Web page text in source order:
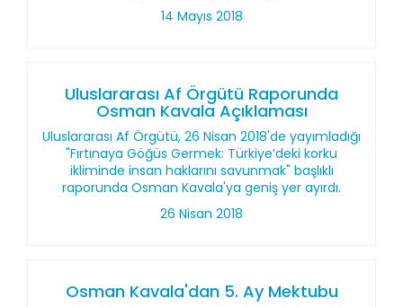
14 Mayıs 2018
Uluslararası Af Örgütü Raporunda
Osman Kavala Açıklaması
Uluslararası Af Örgütü, 26 Nisan 2018'de yayımladığı
"Fırtınaya Göğüs Germek: Türkiye’deki korku
ikliminde insan haklarını savunmak" başlıklı
raporunda Osman Kavala'ya geniş yer ayırdı.
26 Nisan 2018
Osman Kavala'dan 5. Ay Mektubu